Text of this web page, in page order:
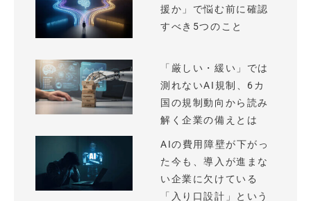
援か」で悩む前に確認
すべき5つのこと
「厳しい・緩い」では
測れないAI規制、6カ
国の規制動向から読み
解く企業の備えとは
AIの費用障壁が下がっ
た今も、導入が進まな
い企業に欠けている
「入り口設計」という